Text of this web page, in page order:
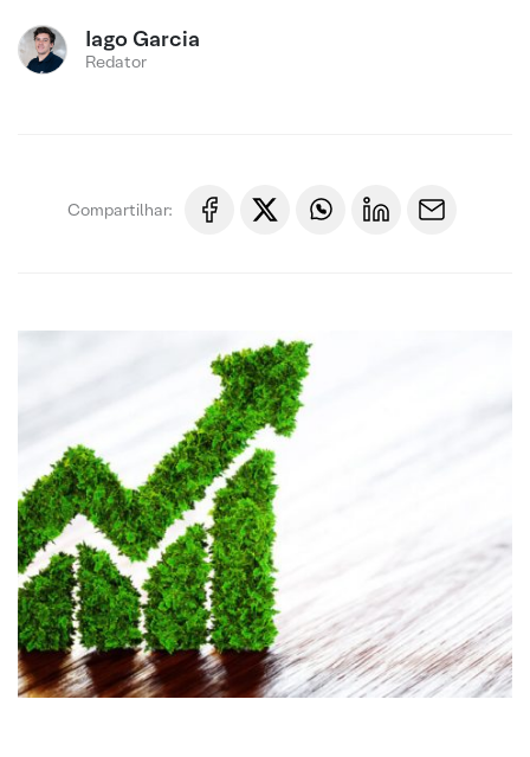
Iago Garcia
Redator
Compartilhar: